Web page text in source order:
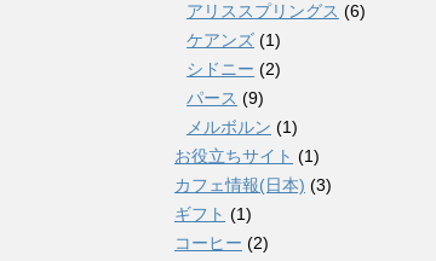
アリススプリングス (6)
ケアンズ (1)
シドニー (2)
パース (9)
メルボルン (1)
お役立ちサイト (1)
カフェ情報(日本) (3)
ギフト (1)
コーヒー (2)